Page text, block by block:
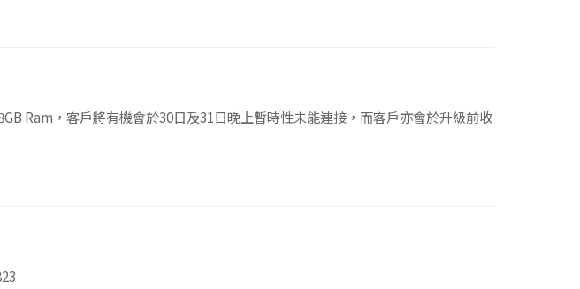
Ram，客戶將有機會於30日及31日晚上暫時性未能連接，而客戶亦會於升級前收